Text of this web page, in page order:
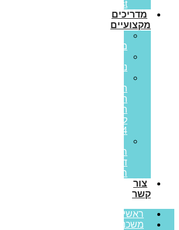
Invest
מדריכים
מקצועיים
משתנה
נומינלית
תשומות
הבנייה
תחזית
לשנת
2024
רכישה
דירה
ראשונה
צור
קשר
ראשי
משכנתאות